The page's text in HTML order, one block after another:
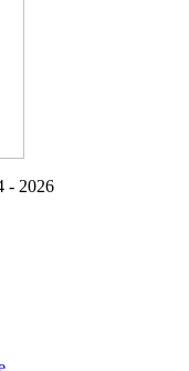
- 2026